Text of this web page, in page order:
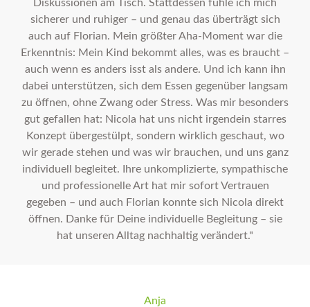
Diskussionen am Tisch. Stattdessen fühle ich mich
sicherer und ruhiger – und genau das überträgt sich
auch auf Florian. Mein größter Aha-Moment war die
Erkenntnis: Mein Kind bekommt alles, was es braucht –
auch wenn es anders isst als andere. Und ich kann ihn
dabei unterstützen, sich dem Essen gegenüber langsam
zu öffnen, ohne Zwang oder Stress. Was mir besonders
gut gefallen hat: Nicola hat uns nicht irgendein starres
Konzept übergestülpt, sondern wirklich geschaut, wo
wir gerade stehen und was wir brauchen, und uns ganz
individuell begleitet. Ihre unkomplizierte, sympathische
und professionelle Art hat mir sofort Vertrauen
gegeben – und auch Florian konnte sich Nicola direkt
öffnen. Danke für Deine individuelle Begleitung – sie
hat unseren Alltag nachhaltig verändert."
Anja